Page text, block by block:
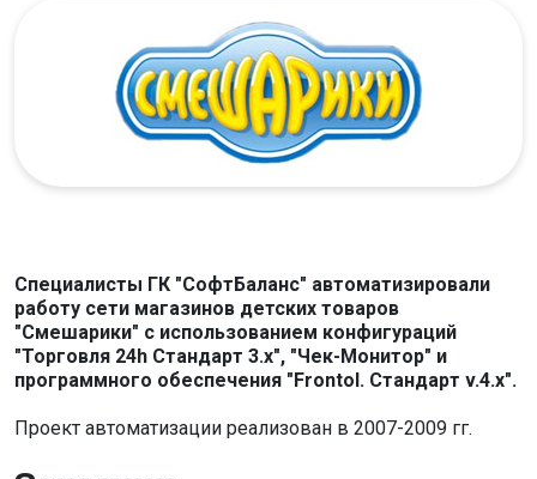
Специалисты ГК "СофтБаланс" автоматизировали
работу сети магазинов детских товаров
"Смешарики" с использованием конфигураций
"Торговля 24h Стандарт 3.x", "Чек-Монитор" и
программного обеспечения "Frontol. Стандарт v.4.x".
Проект автоматизации реализован в 2007-2009 гг.